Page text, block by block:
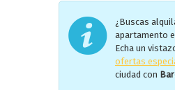
¿Buscas
apartamento
Echa un
ofertas
ciudad con